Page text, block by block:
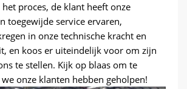
proces, de klant heeft onze
toegewijde service ervaren,
in onze technische kracht en
en koos er uiteindelijk voor om zijn
te stellen. Kijk op blaas om te
onze klanten hebben geholpen!